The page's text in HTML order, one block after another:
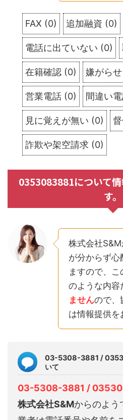
FAX (0) 追加融資 (0)
電話に出ていない (0)
在籍確認 (0) 嫌がらせ
営業電話 (0) 間違い
見に覚えが無い (0)
詐欺や架空請求 (0)
0353083881について
す。
株式会社
が分からず心
ますので、
のような内容
ませんので、
は情報提供を
03-5308-3881 /
いて
03-5308-3881 /
株式会社S&Mからのよう